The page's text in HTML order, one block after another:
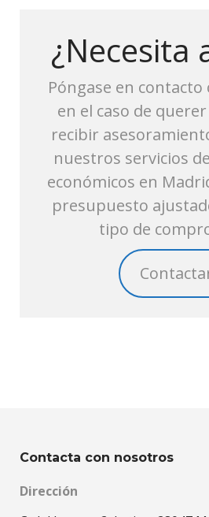
¿Necesita
Póngase en
en el caso de
recibir
nuestros servicios
económicos en
presupuesto
tipo de
Contacta con nosotros
Dirección